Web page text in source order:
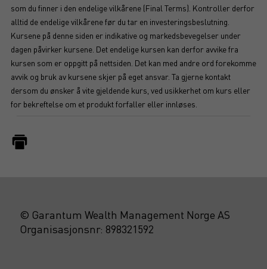
som du finner i den endelige vilkårene (Final Terms). Kontroller derfor
alltid de endelige vilkårene før du tar en investeringsbeslutning.
Kursene på denne siden er indikative og markedsbevegelser under
dagen påvirker kursene. Det endelige kursen kan derfor avvike fra
kursen som er oppgitt på nettsiden. Det kan med andre ord forekomme
avvik og bruk av kursene skjer på eget ansvar. Ta gjerne kontakt
dersom du ønsker å vite gjeldende kurs, ved usikkerhet om kurs eller
for bekreftelse om et produkt forfaller eller innløses.
© Garantum Wealth Management Norge AS
Organisasjonsnr: 898321592